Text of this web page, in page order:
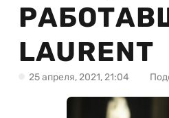
LAURENT
25 апреля, 2021, 21:04